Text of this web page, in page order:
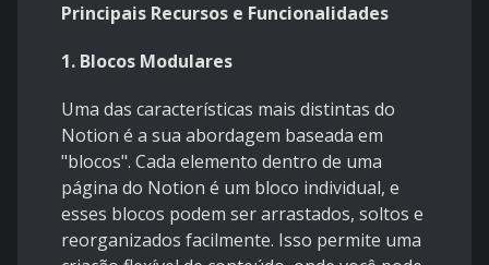
Principais Recursos e Funcionalidades
1. Blocos Modulares
Uma das características mais distintas do
Notion é a sua abordagem baseada em
"blocos". Cada elemento dentro de uma
página do Notion é um bloco individual, e
esses blocos podem ser arrastados, soltos e
reorganizados facilmente. Isso permite uma